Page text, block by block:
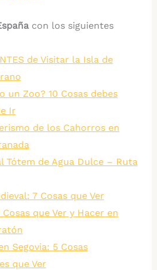
con los siguientes
de Visitar la Isla de
un Zoo? 10 Cosas debes
Ir
de los Cahorros en
Tótem de Agua Dulce – Ruta
7 Cosas que Ver
Cosas que Ver y Hacer en
Segovia: 5 Cosas
que Ver